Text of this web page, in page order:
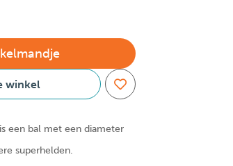
winkel
een bal met een diameter
superhelden.